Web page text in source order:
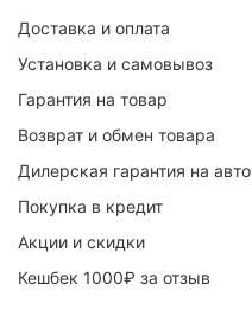
Доставка и оплата
Установка и самовывоз
Гарантия на товар
Возврат и обмен товара
Дилерская гарантия на авто
Покупка в кредит
Акции и скидки
Кешбек 1000₽ за отзыв